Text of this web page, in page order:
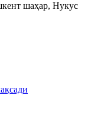
шаҳар, Нукус